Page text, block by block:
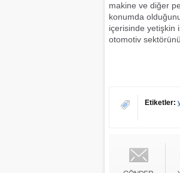
makine ve diğer
konumda
içerisinde yetişkin
otomotiv
Etiketler: